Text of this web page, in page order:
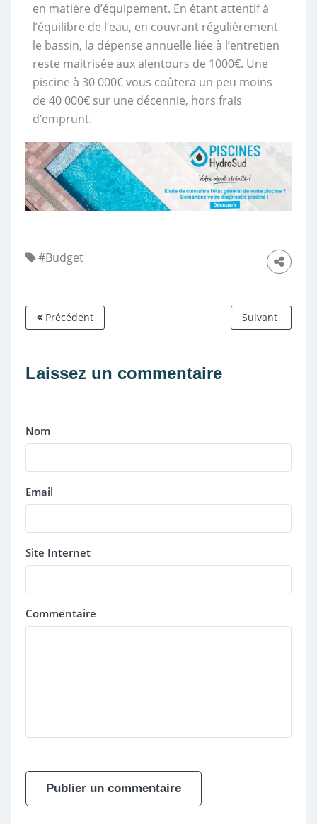
en matière d’équipement. En étant attentif à
l’équilibre de l’eau, en couvrant régulièrement
le bassin, la dépense annuelle liée à l’entretien
reste maitrisée aux alentours de 1000€. Une
piscine à 30 000€ vous coûtera un peu moins
de 40 000€ sur une décennie, hors frais
d’emprunt.
#Budget
Précédent Suivant
Laissez un commentaire
Nom
Email
Site Internet
Commentaire